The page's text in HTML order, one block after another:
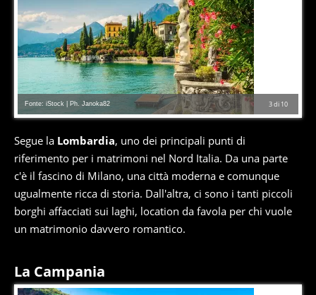
3di 10
Fonte: iStock | Ph. Janoka82
Segue la Lombardia, uno dei principali punti di
riferimento per i matrimoni nel Nord Italia. Da una parte
c'è il fascino di Milano, una città moderna e comunque
ugualmente ricca di storia. Dall'altra, ci sono i tanti piccoli
borghi affacciati sui laghi, location da favola per chi vuole
un matrimonio davvero romantico.
La Campania